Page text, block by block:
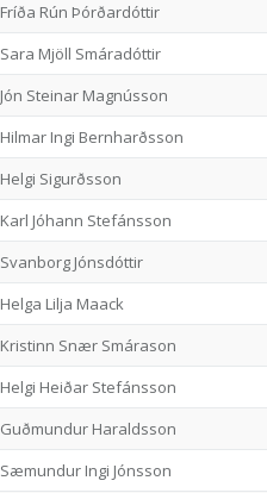
Fríða Rún Þórðardóttir
Sara Mjöll Smáradóttir
Jón Steinar Magnússon
Hilmar Ingi Bernharðsson
Helgi Sigurðsson
Karl Jóhann Stefánsson
Svanborg Jónsdóttir
Helga Lilja Maack
Kristinn Snær Smárason
Helgi Heiðar Stefánsson
Guðmundur Haraldsson
Sæmundur Ingi Jónsson